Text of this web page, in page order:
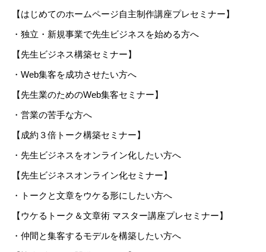
【はじめてのホームページ自主制作講座プレセミナー】
・独立・新規事業で先生ビジネスを始める方へ
【先生ビジネス構築セミナー】
・Web集客を成功させたい方へ
【先生業のためのWeb集客セミナー】
・営業の苦手な方へ
【成約３倍トーク構築セミナー】
・先生ビジネスをオンライン化したい方へ
【先生ビジネスオンライン化セミナー】
・トークと文章をウケる形にしたい方へ
【ウケるトーク＆文章術 マスター講座プレセミナー】
・仲間と集客するモデルを構築したい方へ